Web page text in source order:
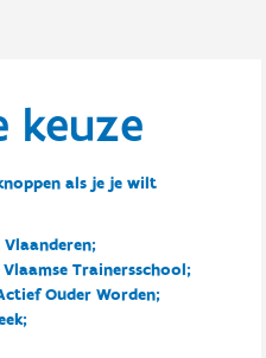
keuze
als je je wilt
Trainersschool;
Ouder Worden;